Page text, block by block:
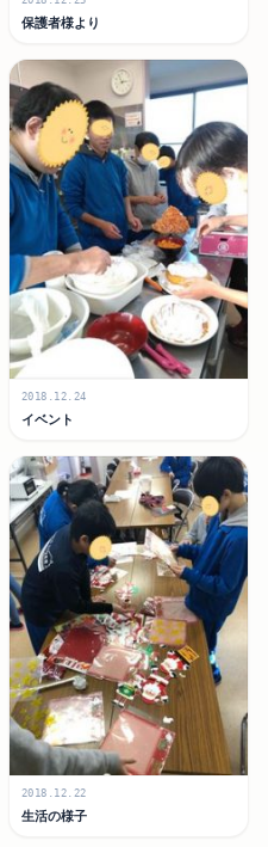
保護者様より
2018.12.24
イベント
2018.12.22
生活の様子